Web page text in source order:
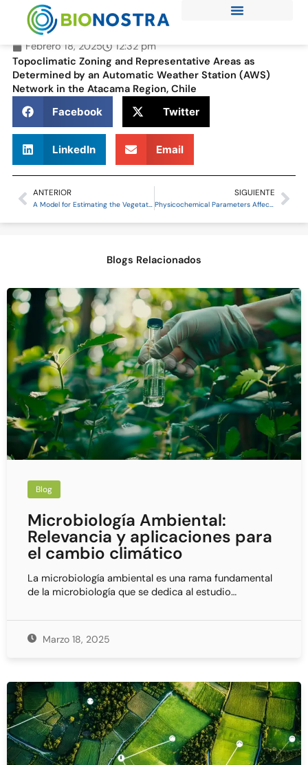
Febrero 18, 2025
12:32 pm
Topoclimatic Zoning and Representative Areas as
Determined by an Automatic Weather Station (AWS)
Network in the Atacama Region, Chile
Facebook
Twitter
LinkedIn Email
Prev
ANTERIOR
A Model for Estimating the Vegetation Cover in the High-Altitude Wetlands of the Andes (HAWA)
SIGUIENTE
Physicochemical Parameters Affecting the Distribution and Diversity of the Water Column Microbial Community in the High-Altitude Andean Lake System of La Brava and La Punta
Blogs Relacionados
Blog
Microbiología Ambiental:
Relevancia y aplicaciones para
el cambio climático
La microbiología ambiental es una rama fundamental
de la microbiología que se dedica al estudio…
Marzo 18, 2025